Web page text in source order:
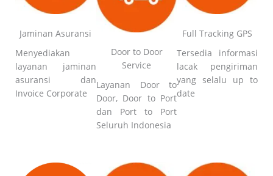
Jaminan Asuransi
Menyediakan
layanan jaminan
asuransi dan
Invoice Corporate
Door to Door
Service
Layanan Door to
Door, Door to Port
dan Port to Port
Seluruh Indonesia
Full Tracking GPS
Tersedia informasi
lacak pengiriman
yang selalu up to
date